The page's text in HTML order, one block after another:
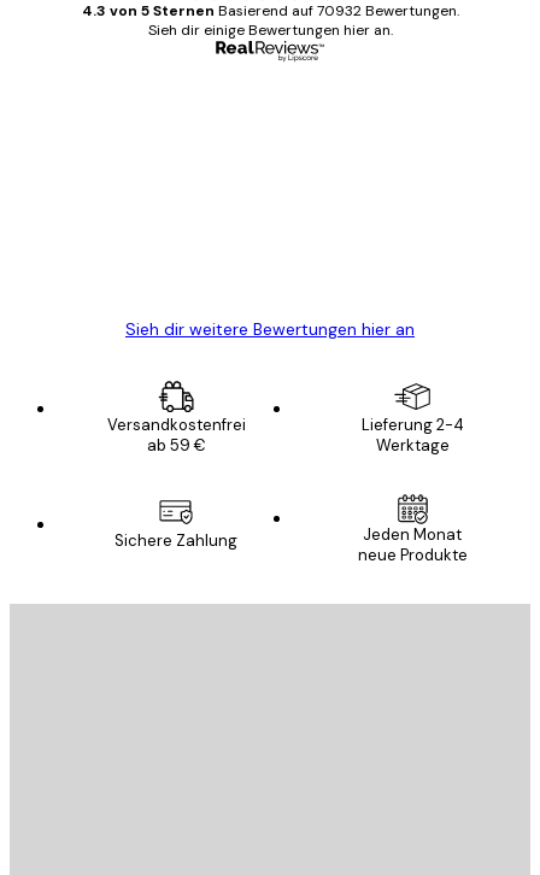
4.3 von 5 Sternen Basierend auf 70932 Bewertungen.
Sieh dir einige Bewertungen hier an.
Sieh dir weitere Bewertungen hier an
Versandkostenfrei
ab 59 €
Lieferung 2-4
Werktage
Sichere Zahlung
Jeden Monat
neue Produkte